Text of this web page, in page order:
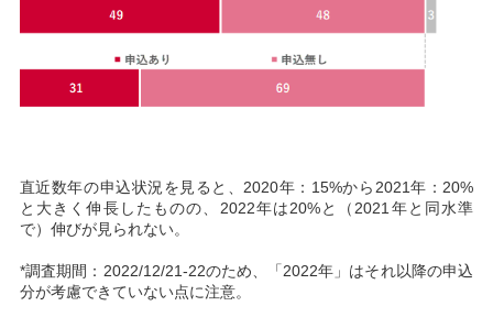
直近数年の申込状況を見ると、2020年：15%から2021年：20%
と大きく伸長したものの、2022年は20%と（2021年と同水準
で）伸びが見られない。
*調査期間：2022/12/21-22のため、「2022年」はそれ以降の申込
分が考慮できていない点に注意。